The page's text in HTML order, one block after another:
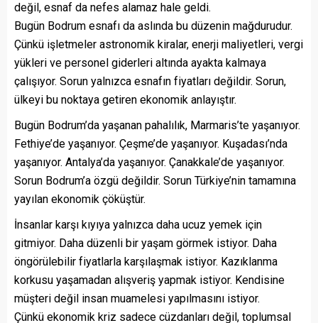
değil, esnaf da nefes alamaz hale geldi.
Bugün Bodrum esnafı da aslında bu düzenin mağdurudur.
Çünkü işletmeler astronomik kiralar, enerji maliyetleri, vergi
yükleri ve personel giderleri altında ayakta kalmaya
çalışıyor. Sorun yalnızca esnafın fiyatları değildir. Sorun,
ülkeyi bu noktaya getiren ekonomik anlayıştır.
Bugün Bodrum’da yaşanan pahalılık, Marmaris’te yaşanıyor.
Fethiye’de yaşanıyor. Çeşme’de yaşanıyor. Kuşadası’nda
yaşanıyor. Antalya’da yaşanıyor. Çanakkale’de yaşanıyor.
Sorun Bodrum’a özgü değildir. Sorun Türkiye’nin tamamına
yayılan ekonomik çöküştür.
İnsanlar karşı kıyıya yalnızca daha ucuz yemek için
gitmiyor. Daha düzenli bir yaşam görmek istiyor. Daha
öngörülebilir fiyatlarla karşılaşmak istiyor. Kazıklanma
korkusu yaşamadan alışveriş yapmak istiyor. Kendisine
müşteri değil insan muamelesi yapılmasını istiyor.
Çünkü ekonomik kriz sadece cüzdanları değil, toplumsal